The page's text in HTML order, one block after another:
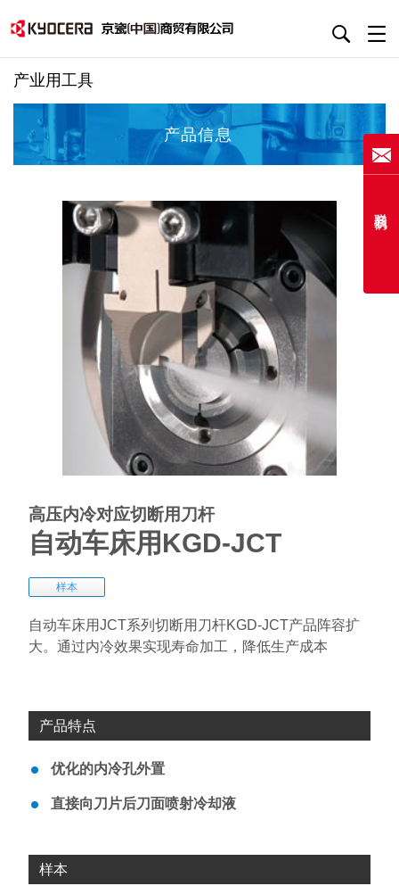
产业用工具
产品信息
高压内冷对应切断用刀杆
自动车床用KGD-JCT
样本
自动车床用JCT系列切断用刀杆KGD-JCT产品阵容扩
大。通过内冷效果实现寿命加工，降低生产成本
产品特点
优化的内冷孔外置
直接向刀片后刀面喷射冷却液
样本